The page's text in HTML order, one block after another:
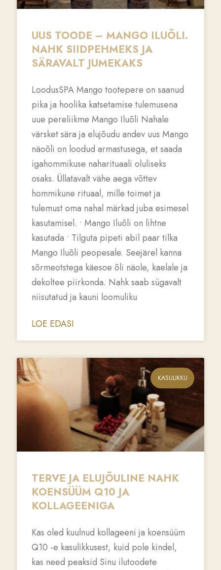
UUS TOODE – MANGO ILUÕLI.
NAHK SIIDPEHMEKS JA
SÄRAVALT JUMEKAKS
LoodusSPA Mango tootepere on saanud
pika ja hoolika katsetamise tulemusena
uue pereliikme Mango Iluõli Nahale
värsket sära ja elujõudu andev uus Mango
näoõli on loodud armastusega, et saada
igahommikuse naharituaali oluliseks
osaks. Üllatavalt vähe aega võttev
hommikune rituaal, mille toimet ja
tulemust oma nahal märkad juba esimesel
kasutamisel. • Mango Iluõli on lihtne
kasutada • Tilguta pipeti abil paar tilka
Mango Iluõli peopesale. Seejärel kanna
sõrmeotstega käesoe õli näole, kaelale ja
dekoltee piirkonda. Nahk saab sügavalt
niisutatud ja kauni loomuliku
LOE EDASI
KASULIKKU
TERVE JA ELUJÕULINE NAHK
KOENSÜÜM Q10 JA
KOLLAGEENIGA
Kas oled kuulnud kollageeni ja koensüüm
Q10 -e kasulikkusest, kuid pole kindel,
kas need peaksid Sinu ilutoodete